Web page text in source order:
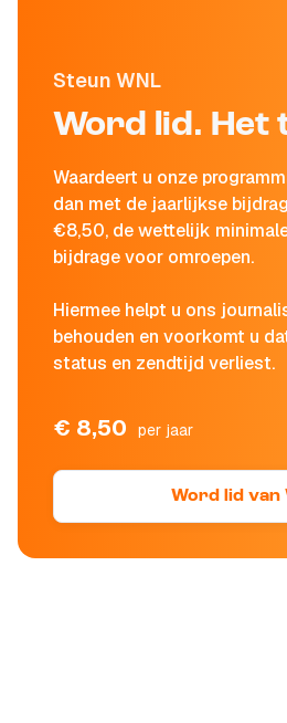
Steun WNL
Word lid. Het
Waardeert u onze
dan met de jaarlijkse
€8,50, de wettelijk
bijdrage voor omroepen.
Hiermee helpt u ons
behouden en voorkomt u
status en zendtijd verliest.
€ 8,50 per jaar
Word lid van